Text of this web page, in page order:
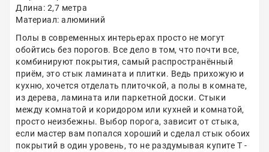
Длина: 2,7 метра
Материал: алюминий
Полы в современных интерьерах просто не могут
обойтись без порогов. Все дело в том, что почти все,
комбинируют покрытия, самый распространённый
приём, это стык ламината и плитки. Ведь прихожую и
кухню, хочется отделать плиточкой, а полы в комнате,
из дерева, ламината или паркетной доски. Стыки
между комнатой и коридором или кухней и комнатой,
просто неизбежны. Выбор порога, зависит от стыка,
если мастер вам попался хороший и сделал стык обоих
покрытий в один уровень, то не раздумывая купите Т -